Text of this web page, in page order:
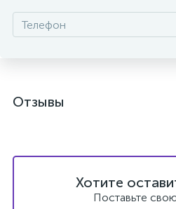
Отзывы
Хотите
Поставьте